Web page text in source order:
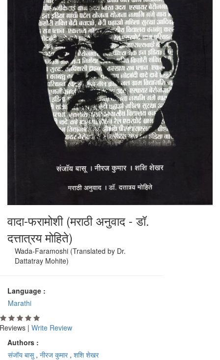
वादा-फरामोशी (मराठी अनुवाद - डॉ.
दत्तात्रय मोहिते)
Wada-Faramoshi (Translated by Dr.
Dattatray Mohite)
Language :
Marathi
| Write Review
Authors :
संजॉय बासु, नीरज कुमार, शशि शेखर